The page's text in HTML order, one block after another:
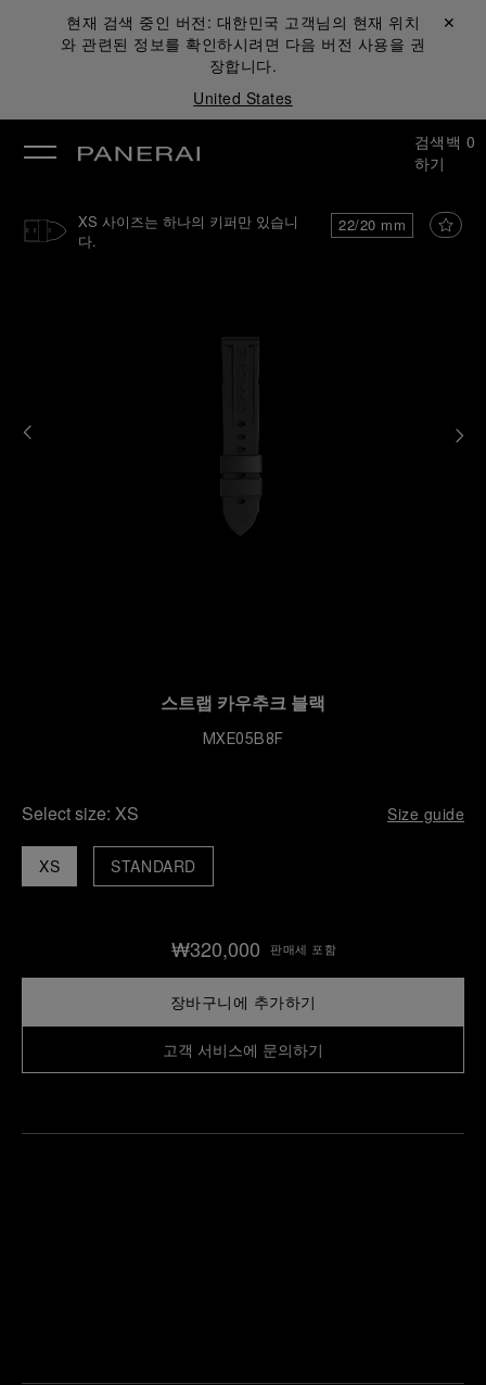
현재 검색 중인 버전: 대한민국 고객님의 현재 위치
와 관련된 정보를 확인하시려면 다음 버전 사용을 권
장합니다.
United States
닫기 ✕
검색
하기
백 0
22/20 mm
XS 사이즈는 하나의 키퍼만 있습니
다.
스트랩 카우추크 블랙
MXE05B8F
Select size: XS Size guide
XS STANDARD
₩320,000 판매세 포함
장바구니에 추가하기
고객 서비스에 문의하기